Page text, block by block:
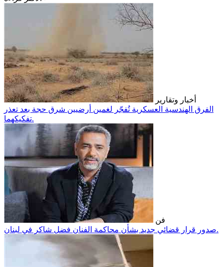
أخبار وتقارير
الفرق الهندسية العسكرية تُفجّر لغمين أرضيين شرق حجة بعد تعذر
تفكيكهما.
فن
صدور قرار قضائي جديد بشأن محاكمة الفنان فضل شاكر في لبنان.